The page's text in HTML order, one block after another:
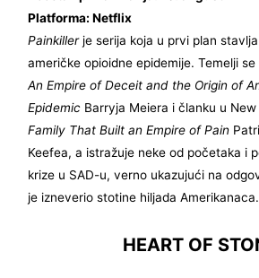
Platforma: Netflix
Painkillerje serija koja u prvi plan
američke opioidne epidemije. Temelji
An Empire of Deceit and the Origin of
Epidemic Barryja Meiera i članku u New
Family That Built an Empire of Pain
Keefea, a istražuje neke od početaka i
krize u SAD-u, verno ukazujući na
je izneverio stotine hiljada Amerikanaca.
HEART OF